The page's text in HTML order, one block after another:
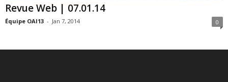
Revue Web | 07.01.14
Équipe OAI13 - Jan 7, 2014 0